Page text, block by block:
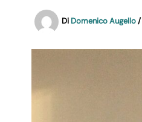
Di Domenico Augello/